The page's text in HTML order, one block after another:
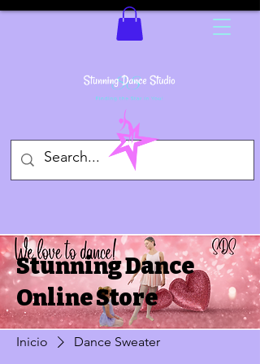
Stunning Dance
Online Store
Inicio Dance Sweater